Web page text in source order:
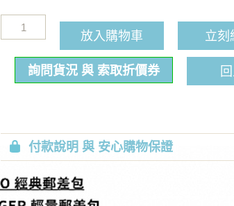
放入購物車 立刻
詢問貨況 與 索取折價券
付款說明 與 安心購物保證